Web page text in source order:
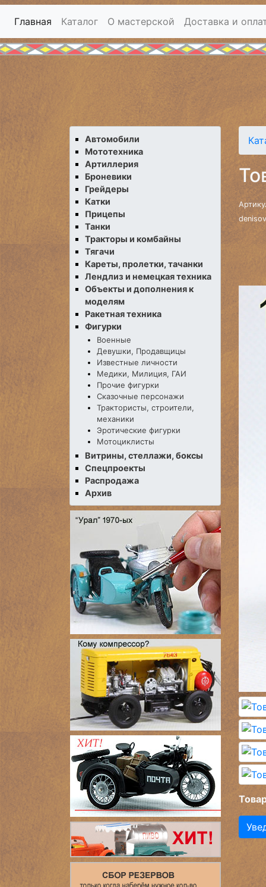
Главная Каталог О мастерской Доставка и
Автомобили
Мототехника
Артиллерия
Броневики
Грейдеры
Катки
Прицепы
Танки
Тракторы и комбайны
Тягачи
Кареты, пролетки, тачанки
Лендлиз и немецкая техника
Объекты и дополнения к
моделям
Ракетная техника
Фигурки
Военные
Девушки, Продавщицы
Известные личности
Медики, Милиция, ГАИ
Прочие фигурки
Сказочные персонажи
Трактористы, строители,
механики
Эротические фигурки
Мотоциклисты
Витрины, стеллажи, боксы
Спецпроекты
Распродажа
Архив
denisov